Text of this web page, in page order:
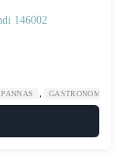
146002
GASTRONOMIJA